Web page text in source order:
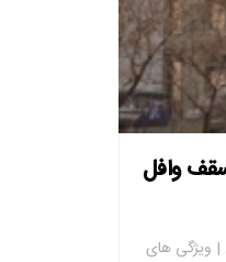
وافل
ویژگی های